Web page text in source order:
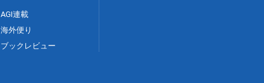
AGI連載
海外便り
ブックレビュー